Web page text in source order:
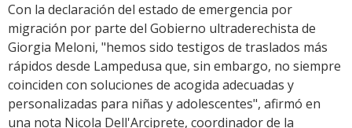
Con la declaración del estado de emergencia por
migración por parte del Gobierno ultraderechista de
Giorgia Meloni, "hemos sido testigos de traslados más
rápidos desde Lampedusa que, sin embargo, no siempre
coinciden con soluciones de acogida adecuadas y
personalizadas para niñas y adolescentes", afirmó en
una nota Nicola Dell'Arciprete, coordinador de la